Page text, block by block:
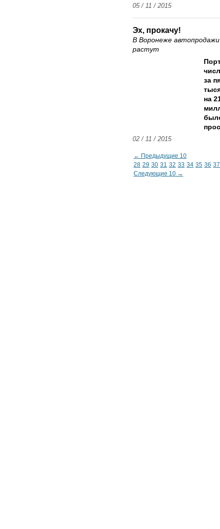
05 / 11 / 2015
Эх, прокачу!
В Воронеже
растут
за
на
02 / 11 / 2015
← Предыдущие 10
28 29 30 31 32 33 34 35 36 37
Следующие 10 →